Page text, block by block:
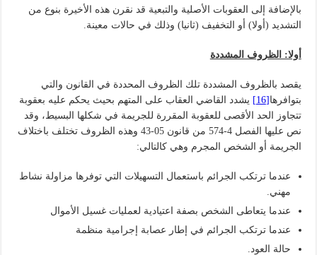
بالإضافة إلى العقوبات الأصلية والتبعية قد نقرن هذه الأخيرة بنوع من
التشديد (أولا) أو التخفيف (ثانيا) وذلك في حالات معينة.
أولا: الظروف المشددة
يقصد بالظروف المشددة تلك الظروف المحددة في القانون والتي
بتوافرها [16]
يشدد القاضي العقاب على المتهم بحيث يحكم عليه بعقوبة
تتجاوز الحد الأقصى للعقوبة المقررة للجريمة في شكلها البسيط، وقد
نص عليها الفصل 4-574 من قانون 05-43 وهذه الظروف تختلف باختلاف
الجريمة أو الشخص المجرم وهي كالتالي:
عندما ترتكب الجرائم باستعمال التسهيلات التي توفرها مزاولة نشاط
مهني.
عندما يتعاطى الشخص بصفة اعتيادية لعمليات غسيل الأموال
عندما ترتكب الجرائم في إطار عصابة إجرامية منظمة
حالة العود.